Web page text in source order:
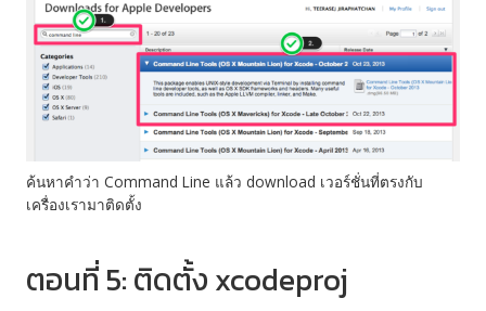
ค้นหาคำว่า Command Line แล้ว download เวอร์ชั่นที่ตรงกับ
เครื่องเรามาติดตั้ง
ตอนที่ 5: ติดตั้ง xcodeproj